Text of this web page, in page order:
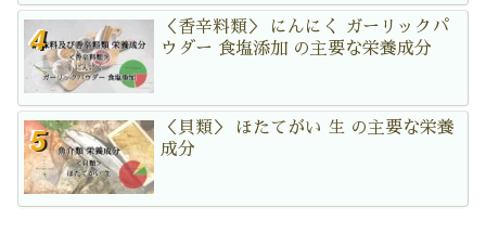
＜香辛料類＞ にんにく ガーリックパ
ウダー 食塩添加 の主要な栄養成分
＜貝類＞ ほたてがい 生 の主要な栄養
成分